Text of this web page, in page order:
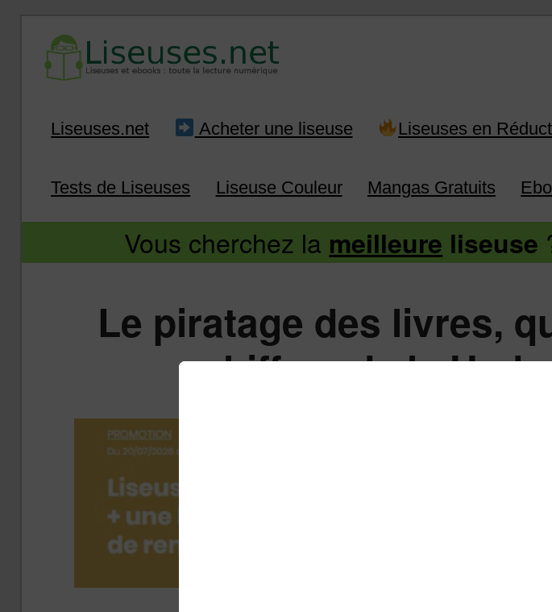
Infos sur les liseuses Kindle, Kobo,
Liseuses.net Acheter une liseuse Liseuses en
Tests de Liseuses Liseuse Couleur Mangas Gratuits
Vous cherchez la meilleure liseuse
Le piratage des livres,
chiffres de la